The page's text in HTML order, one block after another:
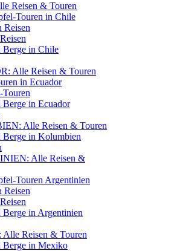
Reisen & Touren
Touren in Chile
Reisen
Berge in Chile
Alle Reisen & Touren
in Ecuador
Touren
in Ecuador
Alle Reisen & Touren
Berge in Kolumbien
Alle Reisen &
Touren Argentinien
Reisen
in Argentinien
Reisen & Touren
Berge in Mexiko